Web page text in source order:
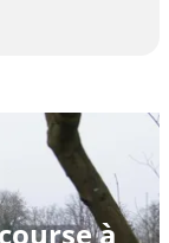
à